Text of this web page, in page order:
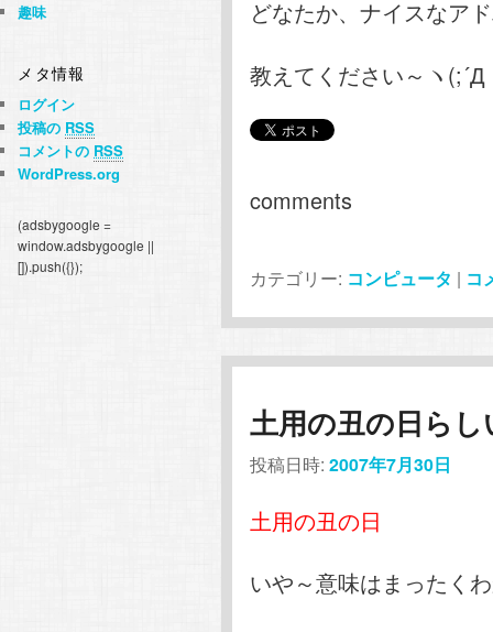
どなたか、ナイスなア
教えてください～ヽ(;´Д
comments
カテゴリー: コンピュータ | コ
土用の丑の日ら
投稿日時: 2007年7月30日
土用の丑の日
いや～意味はまったく
趣味
メタ情報
ログイン
投稿の RSS
コメントの RSS
WordPress.org
(adsbygoogle =
window.adsbygoogle ||
[]).push({});